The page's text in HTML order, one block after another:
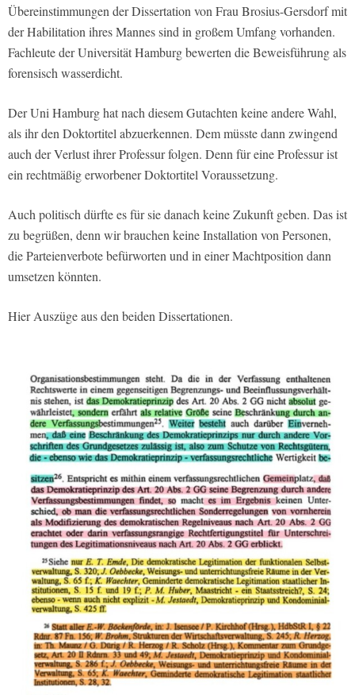
Übereinstimmungen der Dissertation von Frau Brosius-Gersdorf mit
der Habilitation ihres Mannes sind in großem Umfang vorhanden.
Fachleute der Universität Hamburg bewerten die Beweisführung als
forensisch wasserdicht.
Der Uni Hamburg hat nach diesem Gutachten keine andere Wahl,
als ihr den Doktortitel abzuerkennen. Dem müsste dann zwingend
auch der Verlust ihrer Professur folgen. Denn für eine Professur ist
ein rechtmäßig erworbener Doktortitel Voraussetzung.
Auch politisch dürfte es für sie danach keine Zukunft geben. Das ist
zu begrüßen, denn wir brauchen keine Installation von Personen,
die Parteienverbote befürworten und in einer Machtposition dann
umsetzen könnten.
Hier Auszüge aus den beiden Dissertationen.